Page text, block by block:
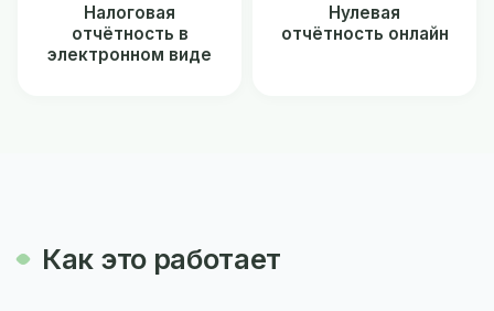
Налоговая
отчётность в
электронном виде
Нулевая
отчётность онлайн
Как это работает